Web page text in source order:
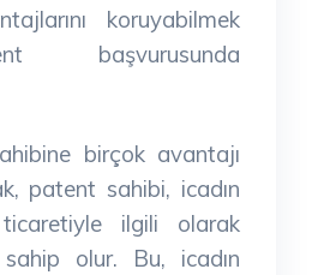
koruyabilmek
başvurusunda
birçok avantajı
patent sahibi, icadın
ilgili olarak
olur. Bu, icadın